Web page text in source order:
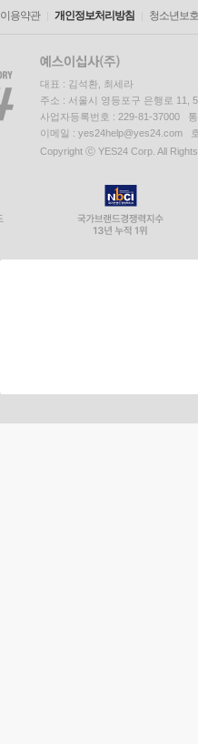
이용약관 개인정보처리방침 청소년보
대표 : 김석환, 최세라
주소 : 서울시 영등포구 은행로 11,
사업자등록번호 : 229-81-37000
이메일 : yes24help@yes24.com
Copyright ⓒ YES24 Corp. All